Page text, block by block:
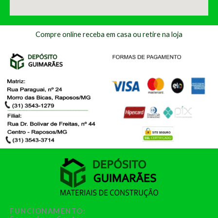
Compre online receba em casa ou retire na loja
FUNCIONAMENTO: